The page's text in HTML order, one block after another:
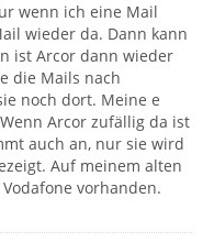
wenn ich eine Mail
wieder da. Dann kann
ist Arcor dann wieder
die Mails nach
noch dort. Meine e
Arcor zufällig da ist
auch an, nur sie wird
Auf meinem alten
vorhanden.